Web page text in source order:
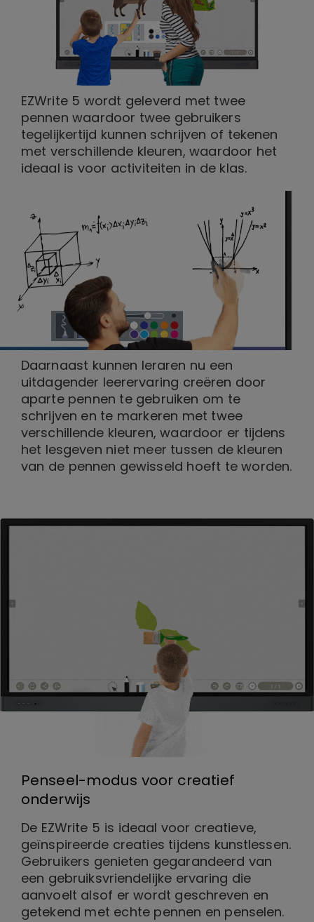
EZWrite 5 wordt geleverd met twee
pennen waardoor twee gebruikers
tegelijkertijd kunnen schrijven of tekenen
met verschillende kleuren, waardoor het
ideaal is voor activiteiten in de klas.
Daarnaast kunnen leraren nu een
uitdagender leerervaring creëren door
aparte pennen te gebruiken om te
schrijven en te markeren met twee
verschillende kleuren, waardoor er tijdens
het lesgeven niet meer tussen de kleuren
van de pennen gewisseld hoeft te worden.
Penseel-modus voor creatief
onderwijs
De EZWrite 5 is ideaal voor creatieve,
geïnspireerde creaties tijdens kunstlessen.
Gebruikers genieten gegarandeerd van
een gebruiksvriendelijke ervaring die
aanvoelt alsof er wordt geschreven en
getekend met echte pennen en penselen.